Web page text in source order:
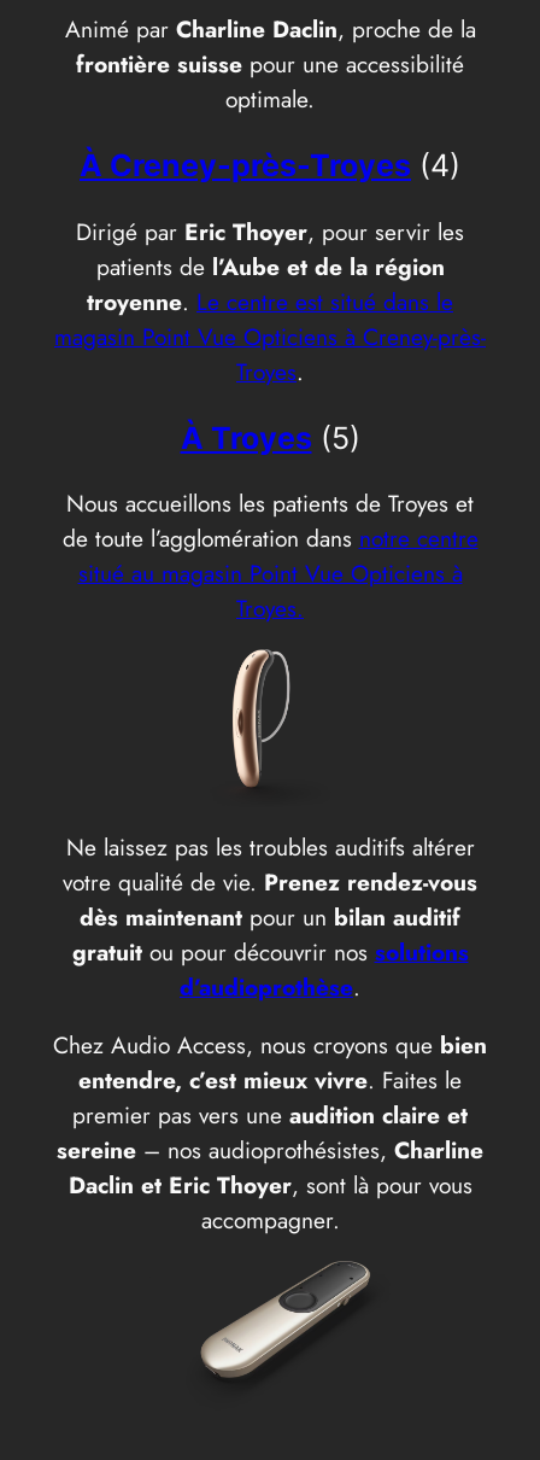
Animé par Charline Daclin, proche de la
frontière suisse pour une accessibilité
optimale.
À Creney-près-Troyes (4)
Dirigé par Eric Thoyer, pour servir les
patients de l’Aube et de la région
troyenne. Le centre est situé dans le
magasin Point Vue Opticiens à Creney-près-
Troyes.
À Troyes (5)
Nous accueillons les patients de Troyes et
de toute l’agglomération dans notre centre
situé au magasin Point Vue Opticiens à
Troyes.
Ne laissez pas les troubles auditifs altérer
votre qualité de vie. Prenez rendez-vous
dès maintenant pour un bilan auditif
gratuitou pour découvrir nos solutions
d’audioprothèse.
Chez Audio Access, nous croyons que bien
entendre, c’est mieux vivre. Faites le
premier pas vers une audition claire et
sereine – nos audioprothésistes, Charline
Daclin et Eric Thoyer, sont là pour vous
accompagner.